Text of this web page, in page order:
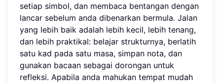
setiap simbol, dan membaca bentangan dengan
lancar sebelum anda dibenarkan bermula. Jalan
yang lebih baik adalah lebih kecil, lebih tenang,
dan lebih praktikal: belajar strukturnya, berlatih
satu kad pada satu masa, simpan nota, dan
gunakan bacaan sebagai dorongan untuk
refleksi. Apabila anda mahukan tempat mudah